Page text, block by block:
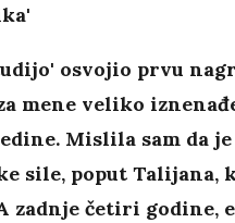
osvojio prvu
mene veliko
Mislila sam da
sile, poput Talijana,
zadnje četiri godine,